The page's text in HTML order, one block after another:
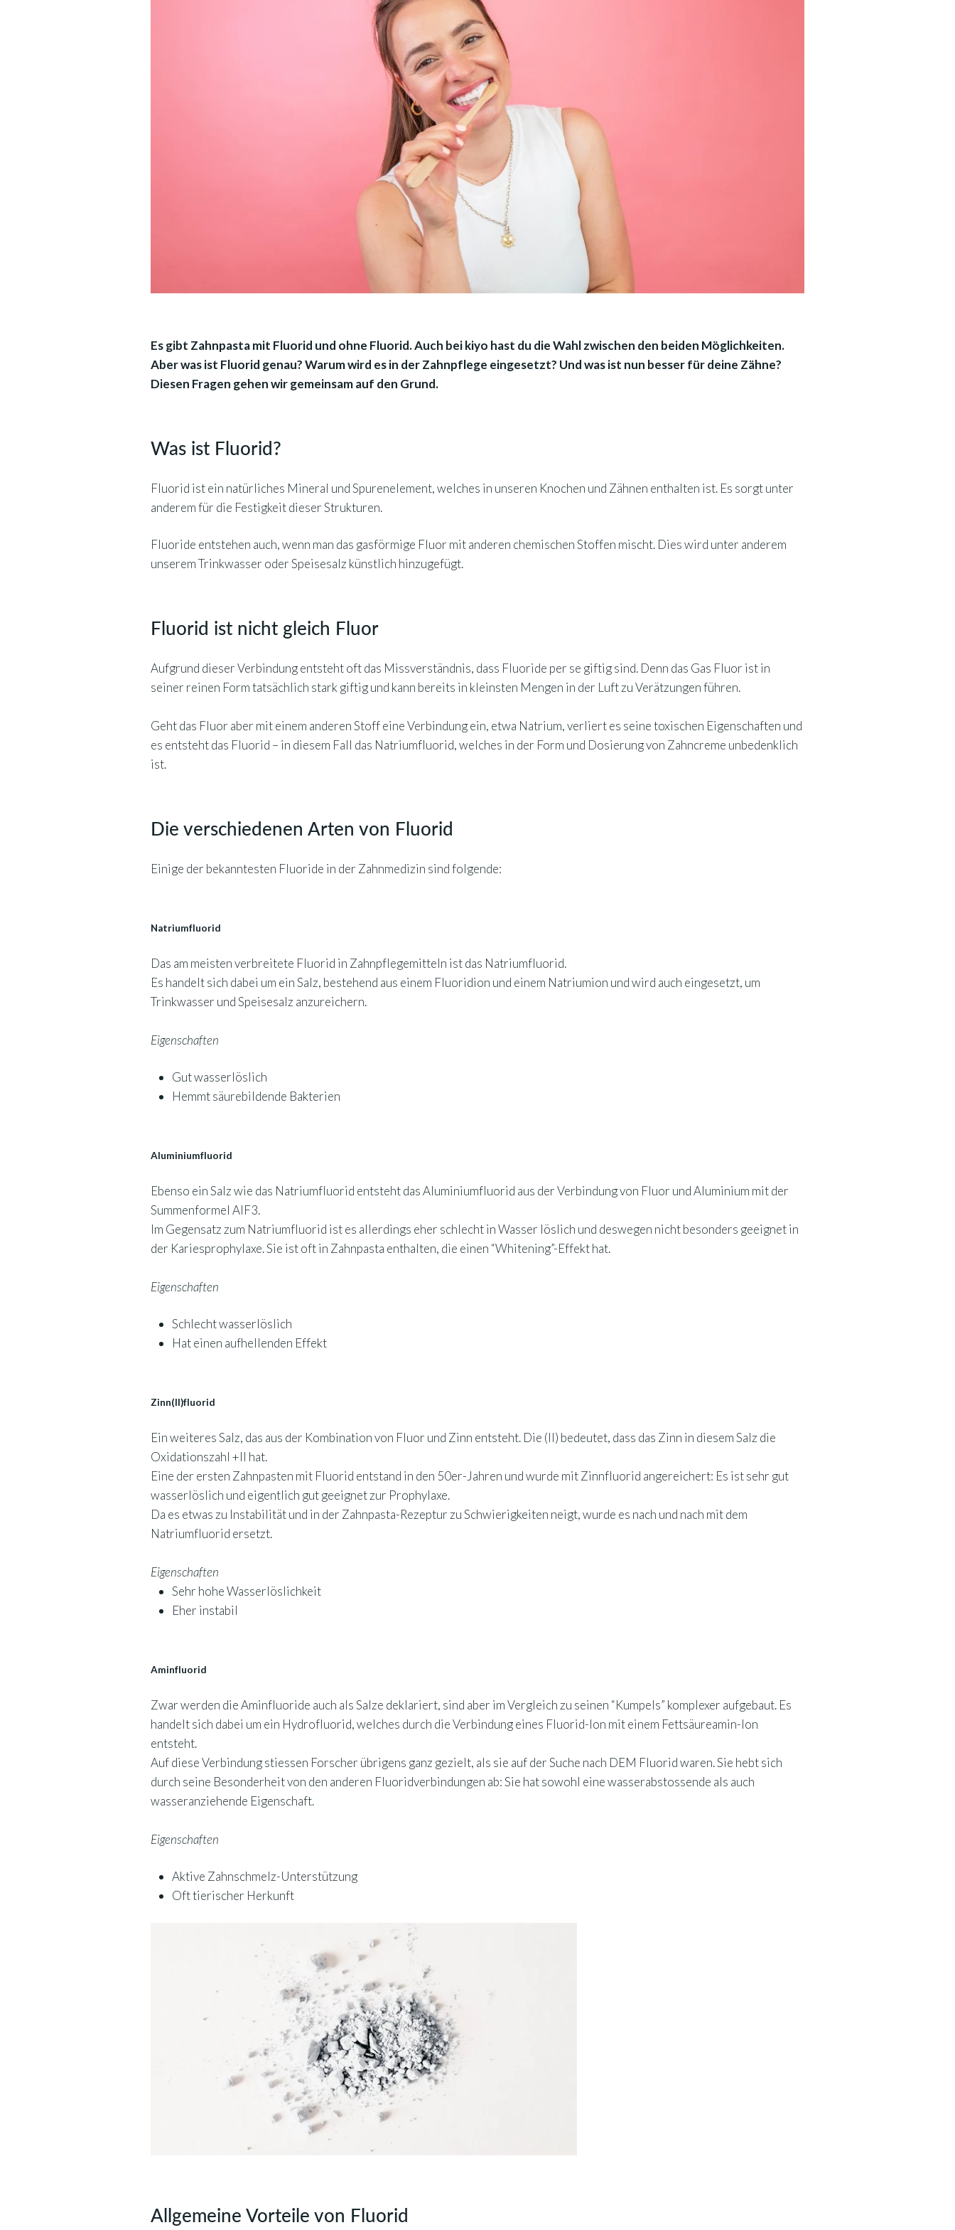
Es gibt Zahnpasta mit Fluorid und ohne Fluorid. Auch bei kiyo hast du die Wahl zwischen den beiden Möglichkeiten.
Aber was ist Fluorid genau? Warum wird es in der Zahnpflege eingesetzt? Und was ist nun besser für deine Zähne?
Diesen Fragen gehen wir gemeinsam auf den Grund.
Was ist Fluorid?
Fluorid ist ein natürliches Mineral und Spurenelement, welches in unseren Knochen und Zähnen enthalten ist. Es sorgt unter
anderem für die Festigkeit dieser Strukturen.
Fluoride entstehen auch, wenn man das gasförmige Fluor mit anderen chemischen Stoffen mischt. Dies wird unter anderem
unserem Trinkwasser oder Speisesalz künstlich hinzugefügt.
Fluorid ist nicht gleich Fluor
Aufgrund dieser Verbindung entsteht oft das Missverständnis, dass Fluoride per se giftig sind. Denn das Gas Fluor ist in
seiner reinen Form tatsächlich stark giftig und kann bereits in kleinsten Mengen in der Luft zu Verätzungen führen.
Geht das Fluor aber mit einem anderen Stoff eine Verbindung ein, etwa Natrium, verliert es seine toxischen Eigenschaften und
es entsteht das Fluorid – in diesem Fall das Natriumfluorid, welches in der Form und Dosierung von Zahncreme unbedenklich
ist.
Die verschiedenen Arten von Fluorid
Einige der bekanntesten Fluoride in der Zahnmedizin sind folgende:
Natriumfluorid
Das am meisten verbreitete Fluorid in Zahnpflegemitteln ist das Natriumfluorid.
Es handelt sich dabei um ein Salz, bestehend aus einem Fluoridion und einem Natriumion und wird auch eingesetzt, um
Trinkwasser und Speisesalz anzureichern.
Eigenschaften
Gut wasserlöslich
Hemmt säurebildende Bakterien
Aluminiumfluorid
Ebenso ein Salz wie das Natriumfluorid entsteht das Aluminiumfluorid aus der Verbindung von Fluor und Aluminium mit der
Summenformel AlF3.
Im Gegensatz zum Natriumfluorid ist es allerdings eher schlecht in Wasser löslich und deswegen nicht besonders geeignet in
der Kariesprophylaxe. Sie ist oft in Zahnpasta enthalten, die einen “Whitening”-Effekt hat.
Eigenschaften
Schlecht wasserlöslich
Hat einen aufhellenden Effekt
Zinn(II)fluorid
Ein weiteres Salz, das aus der Kombination von Fluor und Zinn entsteht. Die (II) bedeutet, dass das Zinn in diesem Salz die
Oxidationszahl +II hat.
Eine der ersten Zahnpasten mit Fluorid entstand in den 50er-Jahren und wurde mit Zinnfluorid angereichert: Es ist sehr gut
wasserlöslich und eigentlich gut geeignet zur Prophylaxe.
Da es etwas zu Instabilität und in der Zahnpasta-Rezeptur zu Schwierigkeiten neigt, wurde es nach und nach mit dem
Natriumfluorid ersetzt.
Eigenschaften
Sehr hohe Wasserlöslichkeit
Eher instabil
Aminfluorid
Zwar werden die Aminfluoride auch als Salze deklariert, sind aber im Vergleich zu seinen “Kumpels” komplexer aufgebaut. Es
handelt sich dabei um ein Hydrofluorid, welches durch die Verbindung eines Fluorid-Ion mit einem Fettsäureamin-Ion
entsteht.
Auf diese Verbindung stiessen Forscher übrigens ganz gezielt, als sie auf der Suche nach DEM Fluorid waren. Sie hebt sich
durch seine Besonderheit von den anderen Fluoridverbindungen ab: Sie hat sowohl eine wasserabstossende als auch
wasseranziehende Eigenschaft.
Eigenschaften
Aktive Zahnschmelz-Unterstützung
Oft tierischer Herkunft
Allgemeine Vorteile von Fluorid